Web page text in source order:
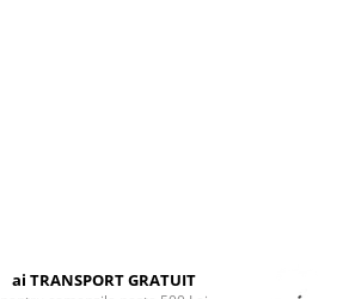
ai TRANSPORT GRATUIT